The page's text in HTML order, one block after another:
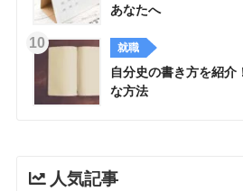
あなたへ
就職
自分史の書き方を紹介
な方法
人気記事